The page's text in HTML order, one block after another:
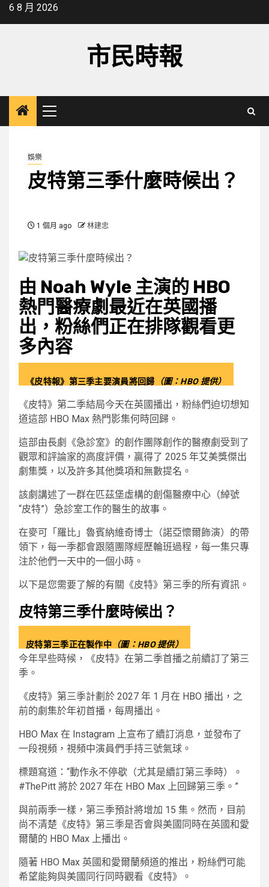
Skip6 8 月 2026
市民時報
Primary
Menu
娛樂
皮特第三季什麼時候出？
1 個月 ago 林建忠
由 Noah Wyle 主演的 HBO
熱門醫療劇最近在英國播
出，粉絲們正在排隊觀看更
多內容
《皮特報》第三季主要演員將回歸 （圖：HBO 提供）
《皮特》第二季結局今天在英國播出，粉絲們迫切想知
道這部 HBO Max 熱門影集何時回歸。
這部由長劇《急診室》的創作團隊創作的醫療劇受到了
觀眾和評論家的高度評價，贏得了 2025 年艾美獎傑出
劇集獎，以及許多其他獎項和無數提名。
該劇講述了一群在匹茲堡虛構的創傷醫療中心（綽號
“皮特”）急診室工作的醫生的故事。
在麥可「羅比」魯賓納維奇博士（諾亞懷爾飾演）的帶
領下，每一季都會跟隨團隊經歷輪班過程，每一集只專
注於他們一天中的一個小時。
以下是您需要了解的有關《皮特》第三季的所有資訊。
皮特第三季什麼時候出？
皮特第三季正在製作中 （圖：HBO 提供）
今年早些時候，《皮特》在第二季首播之前續訂了第三
季。
《皮特》第三季計劃於 2027 年 1 月在 HBO 播出，之
前的劇集於年初首播，每周播出。
HBO Max 在 Instagram 上宣布了續訂消息，並發布了
一段視頻，視頻中演員們手持三號氣球。
標題寫道：“動作永不停歇（尤其是續訂第三季時）。
#ThePitt 將於 2027 年在 HBO Max 上回歸第三季。”
與前兩季一樣，第三季預計將增加 15 集。然而，目前
尚不清楚《皮特》第三季是否會與美國同時在英國和愛
爾蘭的 HBO Max 上播出。
隨著 HBO Max 英國和愛爾蘭頻道的推出，粉絲們可能
希望能夠與美國同行同時觀看《皮特》。